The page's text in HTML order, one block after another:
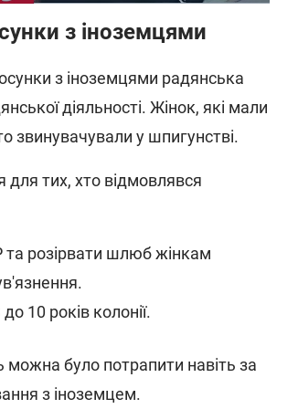
з іноземцями
з іноземцями радянська
діяльності. Жінок, які мали
звинувачували у шпигунстві.
тих, хто відмовлявся
розірвати шлюб жінкам
10 років колонії.
можна було потрапити навіть за
з іноземцем.